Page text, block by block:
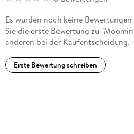
Es wurden noch keine
Sie die erste Bewertung zu
anderen bei der Kaufentscheidung.
Erste Bewertung schreiben